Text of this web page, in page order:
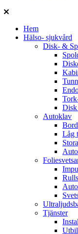
Hem
Hälso- sjukvård
Disk- &
Autoklav
Låg
Tjänster